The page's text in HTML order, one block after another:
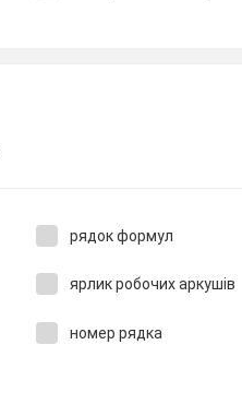
рядок формул
ярлик робочих аркушів
номер рядка